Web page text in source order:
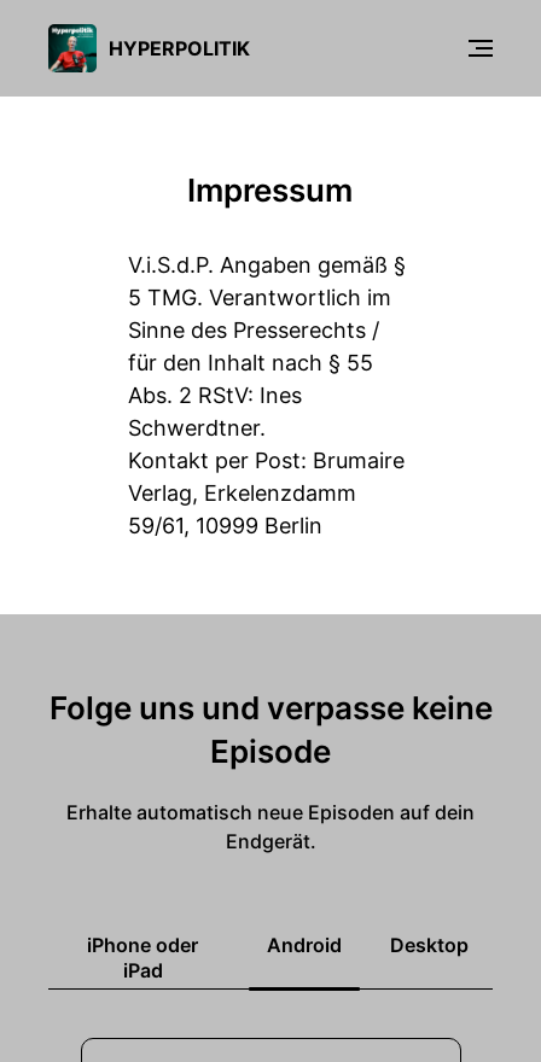
HYPERPOLITIK
Impressum
V.i.S.d.P. Angaben gemäß §
5 TMG. Verantwortlich im
Sinne des Presserechts /
für den Inhalt nach § 55
Abs. 2 RStV: Ines
Schwerdtner.
Kontakt per Post: Brumaire
Verlag, Erkelenzdamm
59/61, 10999 Berlin
Folge uns und verpasse keine
Episode
Erhalte automatisch neue Episoden auf dein
Endgerät.
iPhone oder
iPad
Android Desktop